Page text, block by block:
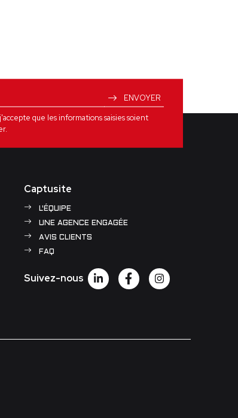
ENVOYER
que les informations saisies soient
Captusite
L'ÉQUIPE
UNE AGENCE ENGAGÉE
AVIS CLIENTS
FAQ
Suivez-nous